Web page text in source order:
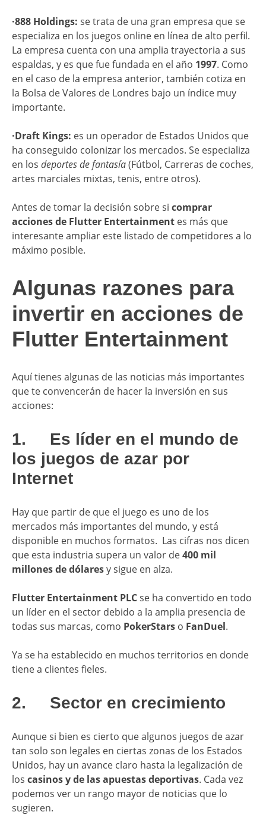
·888 Holdings: se trata de una gran empresa que se
especializa en los juegos online en línea de alto perfil.
La empresa cuenta con una amplia trayectoria a sus
espaldas, y es que fue fundada en el año 1997. Como
en el caso de la empresa anterior, también cotiza en
la Bolsa de Valores de Londres bajo un índice muy
importante.
·Draft Kings: es un operador de Estados Unidos que
ha conseguido colonizar los mercados. Se especializa
en los deportes de fantasía(Fútbol, Carreras de coches,
artes marciales mixtas, tenis, entre otros).
Antes de tomar la decisión sobre si comprar
acciones de Flutter Entertainment es más que
interesante ampliar este listado de competidores a lo
máximo posible.
Algunas razones para
invertir en acciones de
Flutter Entertainment
Aquí tienes algunas de las noticias más importantes
que te convencerán de hacer la inversión en sus
acciones:
1. Es líder en el mundo de
los juegos de azar por
Internet
Hay que partir de que el juego es uno de los
mercados más importantes del mundo, y está
disponible en muchos formatos. Las cifras nos dicen
que esta industria supera un valor de400 mil
millones de dólaresy sigue en alza.
Flutter Entertainment PLCse ha convertido en todo
un líder en el sector debido a la amplia presencia de
todas sus marcas, como PokerStars o FanDuel.
Ya se ha establecido en muchos territorios en donde
tiene a clientes fieles.
2. Sector en crecimiento
Aunque si bien es cierto que algunos juegos de azar
tan solo son legales en ciertas zonas de los Estados
Unidos, hay un avance claro hasta la legalización de
los casinos y de las apuestas deportivas. Cada vez
podemos ver un rango mayor de noticias que lo
sugieren.